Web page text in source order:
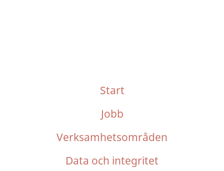
Start
Jobb
Verksamhetsområden
Data och integritet